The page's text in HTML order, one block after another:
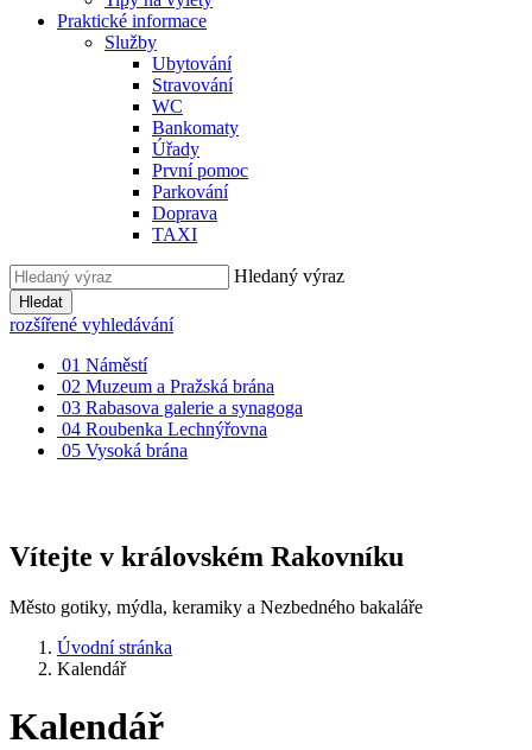
Praktické informace
Služby
Ubytování
Stravování
WC
Bankomaty
Úřady
První pomoc
Parkování
Doprava
TAXI
Hledaný výraz
Hledat
rozšířené vyhledávání
01 Náměstí
02 Muzeum a Pražská brána
03 Rabasova galerie a synagoga
04 Roubenka Lechnýřovna
05 Vysoká brána
Vítejte v královském Rakovníku
Město gotiky, mýdla, keramiky a Nezbedného bakaláře
Úvodní stránka
Kalendář
Kalendář